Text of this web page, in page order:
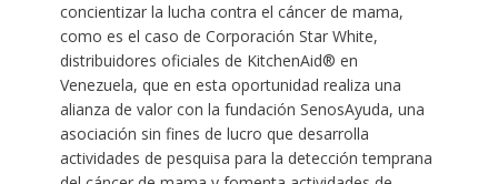
concientizar la lucha contra el cáncer de mama,
como es el caso de Corporación Star White,
distribuidores oficiales de KitchenAid® en
Venezuela, que en esta oportunidad realiza una
alianza de valor con la fundación SenosAyuda, una
asociación sin fines de lucro que desarrolla
actividades de pesquisa para la detección temprana